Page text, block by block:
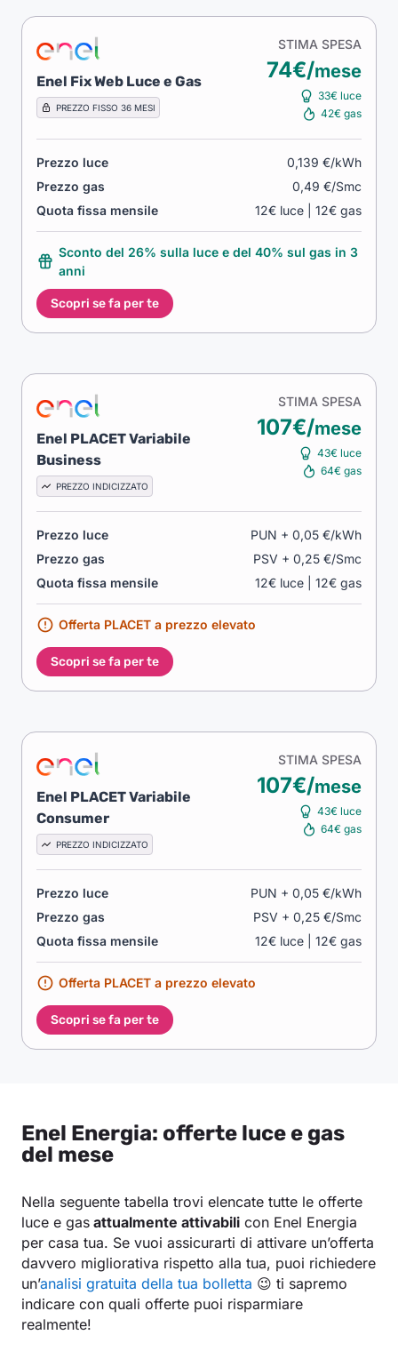
Enel Fix Web Luce e Gas
PREZZO FISSO 36 MESI
STIMA SPESA
74€/mese
33€ luce
42€ gas
Prezzo luce
0,139 €/kWh
Prezzo gas
0,49 €/Smc
Quota fissa mensile
12€ luce | 12€ gas
Sconto del 26% sulla luce e del 40% sul gas in 3
anni
Scopri se fa per te
Enel PLACET Variabile
Business
PREZZO INDICIZZATO
STIMA SPESA
107€/mese
43€ luce
64€ gas
Prezzo luce
PUN + 0,05 €/kWh
Prezzo gas
PSV + 0,25 €/Smc
Quota fissa mensile
12€ luce | 12€ gas
Offerta PLACET a prezzo elevato
Scopri se fa per te
Enel PLACET Variabile
Consumer
PREZZO INDICIZZATO
STIMA SPESA
107€/mese
43€ luce
64€ gas
Prezzo luce
PUN + 0,05 €/kWh
Prezzo gas
PSV + 0,25 €/Smc
Quota fissa mensile
12€ luce | 12€ gas
Offerta PLACET a prezzo elevato
Scopri se fa per te
Enel Energia: offerte luce e gas
del mese
Nella seguente tabella trovi elencate tutte le offerte
luce e gas attualmente attivabili con Enel Energia
per casa tua. Se vuoi assicurarti di attivare un’offerta
davvero migliorativa rispetto alla tua, puoi richiedere
un’analisi gratuita della tua bolletta 😉 ti sapremo
indicare con quali offerte puoi risparmiare
realmente!